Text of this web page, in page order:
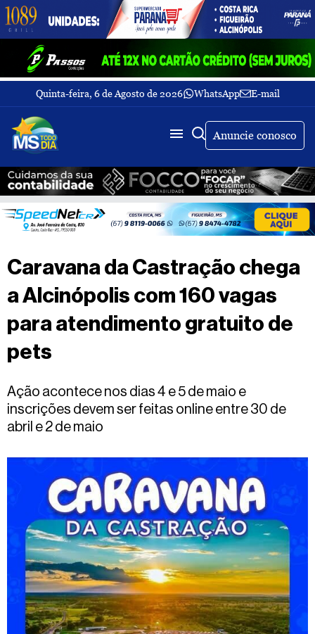
Quinta-feira, 6 de Agosto de 2026 WhatsApp E-mail
Fechar Menu
Últimas
notícias
Galeria
de
fotos
Sobre
Nós
TV
MS
dia
Fale
conosco
Anuncie conosco
Buscar
Caravana da Castração chega
a Alcinópolis com 160 vagas
para atendimento gratuito de
pets
Ação acontece nos dias 4 e 5 de maio e
inscrições devem ser feitas online entre 30 de
abril e 2 de maio